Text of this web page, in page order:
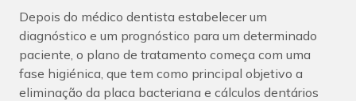
Depois do médico dentista estabelecer um
diagnóstico e um prognóstico para um determinado
paciente, o plano de tratamento começa com uma
fase higiénica, que tem como principal objetivo a
eliminação da placa bacteriana e cálculos dentários